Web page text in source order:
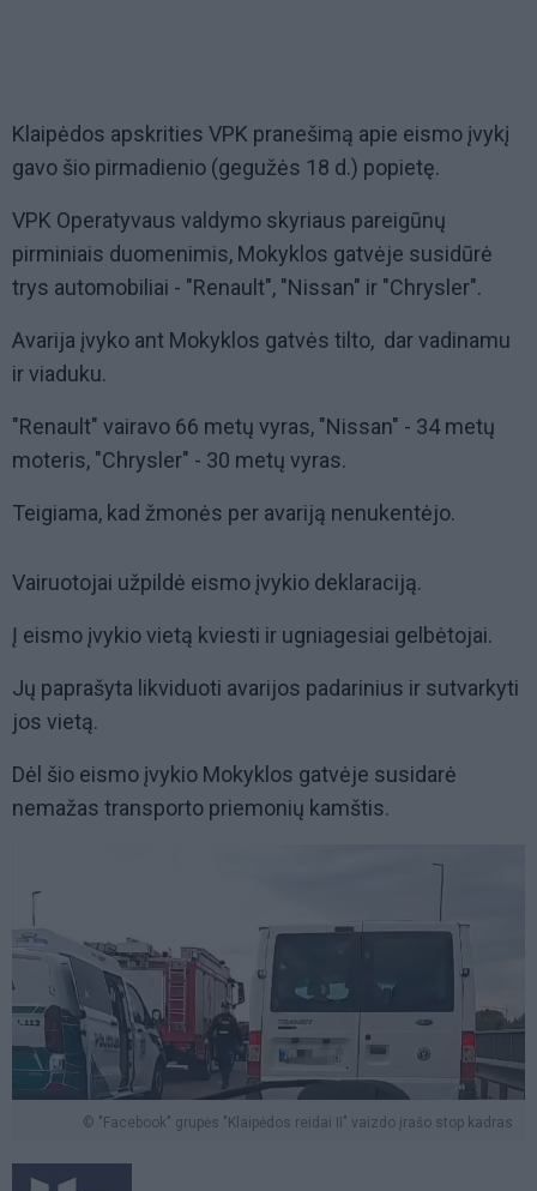
Klaipėdos apskrities VPK pranešimą apie eismo įvykį
gavo šio pirmadienio (gegužės 18 d.) popietę.
VPK Operatyvaus valdymo skyriaus pareigūnų
pirminiais duomenimis, Mokyklos gatvėje susidūrė
trys automobiliai - "Renault", "Nissan" ir "Chrysler".
Avarija įvyko ant Mokyklos gatvės tilto, dar vadinamu
ir viaduku.
"Renault" vairavo 66 metų vyras, "Nissan" - 34 metų
moteris, "Chrysler" - 30 metų vyras.
Teigiama, kad žmonės per avariją nenukentėjo.
Vairuotojai užpildė eismo įvykio deklaraciją.
Į eismo įvykio vietą kviesti ir ugniagesiai gelbėtojai.
Jų paprašyta likviduoti avarijos padarinius ir sutvarkyti
jos vietą.
Dėl šio eismo įvykio Mokyklos gatvėje susidarė
nemažas transporto priemonių kamštis.
© "Facebook" grupės "Klaipėdos reidai II" vaizdo įrašo stop kadras